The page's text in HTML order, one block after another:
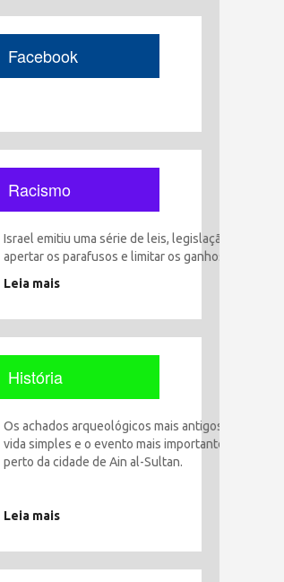
Facebook
Racismo
Israel emitiu uma série de leis, legislação e
apertar os parafusos e limitar os ganhos,
Leia mais
História
Os achados arqueológicos mais antigos
vida simples e o evento mais importante foi o
perto da cidade de Ain al-Sultan.
Leia mais